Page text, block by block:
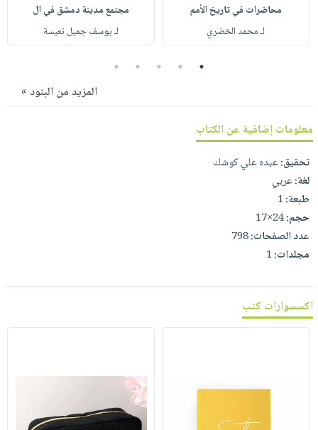
صابون
أطفال
مناسبات
فيديوهات
أسئلة
وفرات
كتابك
تواصل
معنا
التسوق
محاضرات في تاريخ الأمم
لـ محمد الخضري
مجتمع مدينة دمشق في ال
لـ يوسف جميل نعيسة
1
2
3
4
5
المزيد من البنود »
معلومات إضافية عن الكتاب
تحقيق:عبده علي كوشك
لغة:عربي
طبعة:1
حجم:24×17
عدد الصفحات:798
مجلدات:1
اكسسوارات كتب